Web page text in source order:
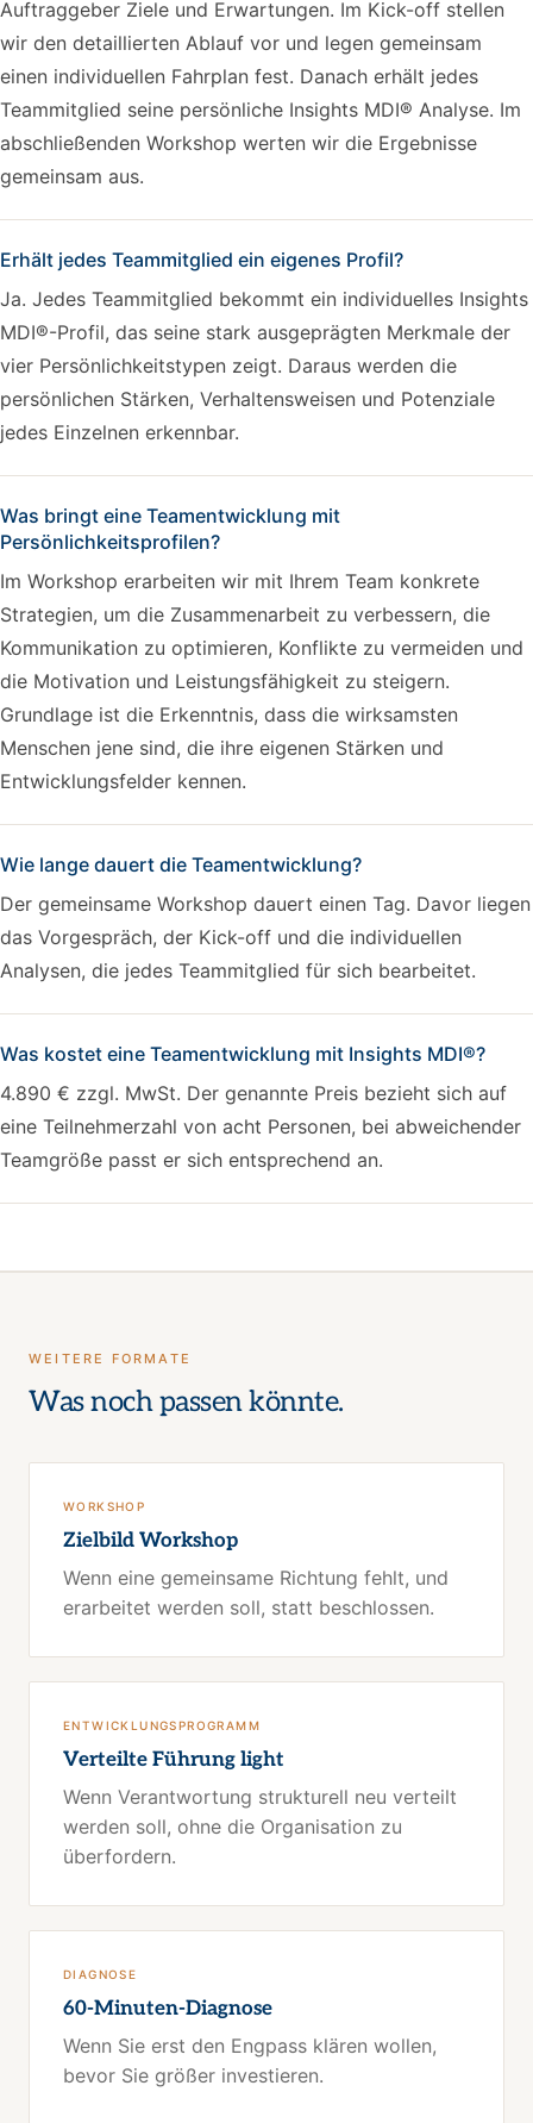
Auftraggeber Ziele und Erwartungen. Im Kick-off stellen
wir den detaillierten Ablauf vor und legen gemeinsam
einen individuellen Fahrplan fest. Danach erhält jedes
Teammitglied seine persönliche Insights MDI® Analyse. Im
abschließenden Workshop werten wir die Ergebnisse
gemeinsam aus.
Erhält jedes Teammitglied ein eigenes Profil?
Ja. Jedes Teammitglied bekommt ein individuelles Insights
MDI®-Profil, das seine stark ausgeprägten Merkmale der
vier Persönlichkeitstypen zeigt. Daraus werden die
persönlichen Stärken, Verhaltensweisen und Potenziale
jedes Einzelnen erkennbar.
Was bringt eine Teamentwicklung mit
Persönlichkeitsprofilen?
Im Workshop erarbeiten wir mit Ihrem Team konkrete
Strategien, um die Zusammenarbeit zu verbessern, die
Kommunikation zu optimieren, Konflikte zu vermeiden und
die Motivation und Leistungsfähigkeit zu steigern.
Grundlage ist die Erkenntnis, dass die wirksamsten
Menschen jene sind, die ihre eigenen Stärken und
Entwicklungsfelder kennen.
Wie lange dauert die Teamentwicklung?
Der gemeinsame Workshop dauert einen Tag. Davor liegen
das Vorgespräch, der Kick-off und die individuellen
Analysen, die jedes Teammitglied für sich bearbeitet.
Was kostet eine Teamentwicklung mit Insights MDI®?
4.890 € zzgl. MwSt. Der genannte Preis bezieht sich auf
eine Teilnehmerzahl von acht Personen, bei abweichender
Teamgröße passt er sich entsprechend an.
WEITERE FORMATE
Was noch passen könnte.
WORKSHOP
Zielbild Workshop
Wenn eine gemeinsame Richtung fehlt, und
erarbeitet werden soll, statt beschlossen.
ENTWICKLUNGSPROGRAMM
Verteilte Führung light
Wenn Verantwortung strukturell neu verteilt
werden soll, ohne die Organisation zu
überfordern.
DIAGNOSE
60-Minuten-Diagnose
Wenn Sie erst den Engpass klären wollen,
bevor Sie größer investieren.